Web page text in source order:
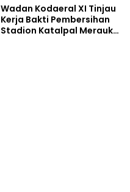
Wadan Kodaeral XI Tinjau
Kerja Bakti Pembersihan
Stadion Katalpal Merauke,